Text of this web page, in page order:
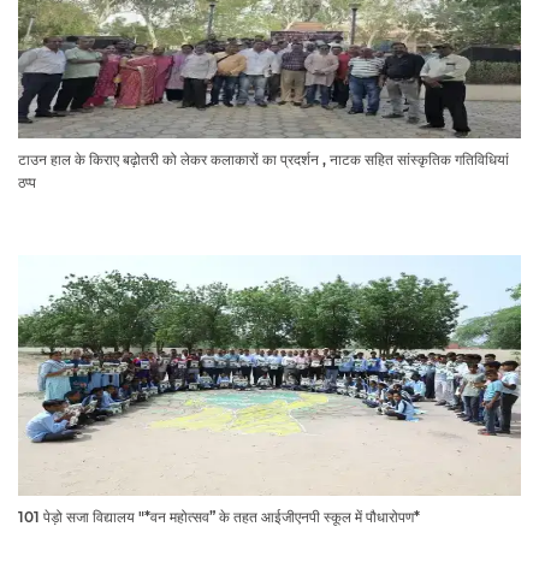
टाउन हाल के किराए बढ़ोतरी को लेकर कलाकारों का प्रदर्शन , नाटक सहित सांस्कृतिक गतिविधियां
ठप्प
101 पेड़ो सजा विद्यालय "*वन महोत्सव” के तहत आईजीएनपी स्कूल में पौधारोपण*